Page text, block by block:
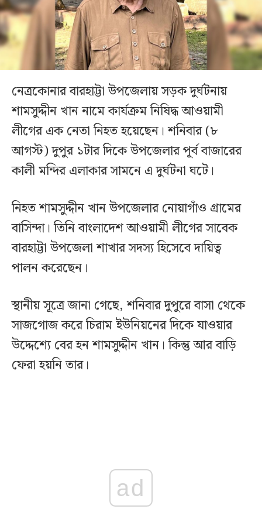
নেত্রকোনার বারহাট্টা উপজেলায় সড়ক দুর্ঘটনায়
শামসুদ্দীন খান নামে কার্যক্রম নিষিদ্ধ আওয়ামী
লীগের এক নেতা নিহত হয়েছেন। শনিবার (৮
আগস্ট) দুপুর ১টার দিকে উপজেলার পূর্ব বাজারের
কালী মন্দির এলাকার সামনে এ দুর্ঘটনা ঘটে।
নিহত শামসুদ্দীন খান উপজেলার নোয়াগাঁও গ্রামের
বাসিন্দা। তিনি বাংলাদেশ আওয়ামী লীগের সাবেক
বারহাট্টা উপজেলা শাখার সদস্য হিসেবে দায়িত্ব
পালন করেছেন।
স্থানীয় সূত্রে জানা গেছে, শনিবার দুপুরে বাসা থেকে
সাজগোজ করে চিরাম ইউনিয়নের দিকে যাওয়ার
উদ্দেশ্যে বের হন শামসুদ্দীন খান। কিন্তু আর বাড়ি
ফেরা হয়নি তার।
ad